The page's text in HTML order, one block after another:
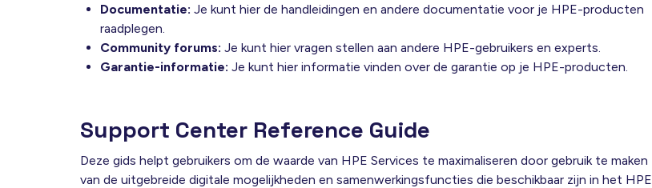
Documentatie: Je kunt hier de handleidingen en andere documentatie voor je HPE-producten
raadplegen.
Community forums: Je kunt hier vragen stellen aan andere HPE-gebruikers en experts.
Garantie-informatie: Je kunt hier informatie vinden over de garantie op je HPE-producten.
Support Center Reference Guide
Deze gids helpt gebruikers om de waarde van HPE Services te maximaliseren door gebruik te maken
van de uitgebreide digitale mogelijkheden en samenwerkingsfuncties die beschikbaar zijn in het HPE